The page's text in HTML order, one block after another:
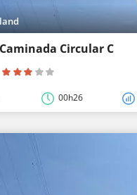
Circular C
00h26